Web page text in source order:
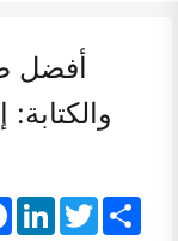
أفضل
FacebookLinkedInTwitter